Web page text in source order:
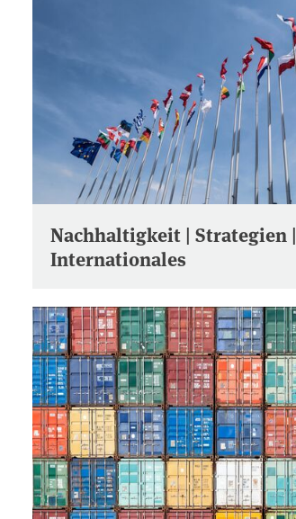
Nachhaltigkeit | Strategien |
Internationales